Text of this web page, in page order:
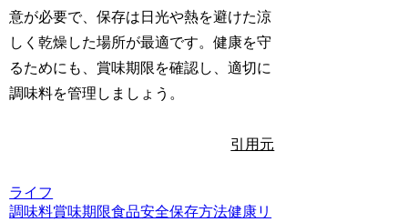
意が必要で、保存は日光や熱を避けた涼
しく乾燥した場所が最適です。健康を守
るためにも、賞味期限を確認し、適切に
調味料を管理しましょう。
引用元
ライフ
調味料賞味期限食品安全保存方法健康リ